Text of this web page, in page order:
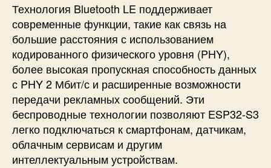
Технология Bluetooth LE поддерживает
современные функции, такие как связь на
большие расстояния с использованием
кодированного физического уровня (PHY),
более высокая пропускная способность данных
с PHY 2 Мбит/с и расширенные возможности
передачи рекламных сообщений. Эти
беспроводные технологии позволяют ESP32-S3
легко подключаться к смартфонам, датчикам,
облачным сервисам и другим
интеллектуальным устройствам.